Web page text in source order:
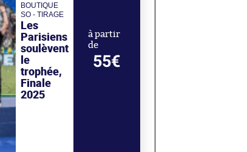
BOUTIQUE
SO - TIRAGE
Les
Parisiens
soulèvent
le
trophée,
Finale
2025
à partir
de
55€